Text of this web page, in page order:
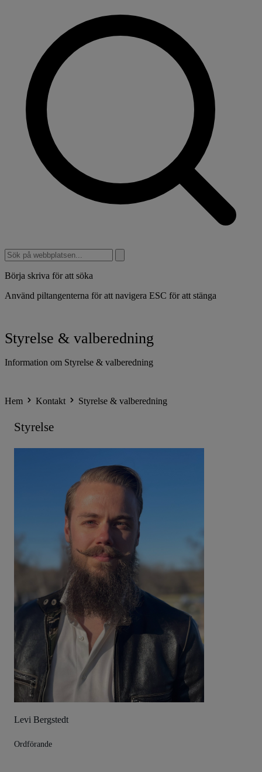
Börja skriva för att söka
Använd piltangenterna för att navigera ESC för att stänga
Styrelse & valberedning
Information om Styrelse & valberedning
Hem Kontakt Styrelse & valberedning
Styrelse
Levi Bergstedt
Ordförande